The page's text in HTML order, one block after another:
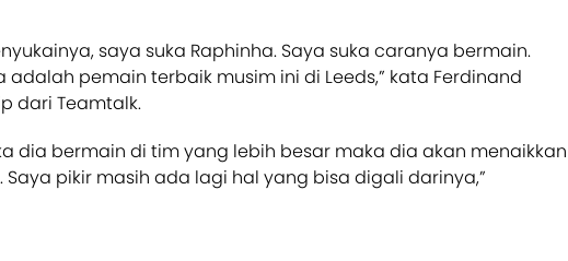
saya suka Raphinha. Saya suka caranya bermain.
adalah pemain terbaik musim ini di Leeds,” kata Ferdinand
dari Teamtalk.
dia bermain di tim yang lebih besar maka dia akan menaikkan
Saya pikir masih ada lagi hal yang bisa digali darinya,”